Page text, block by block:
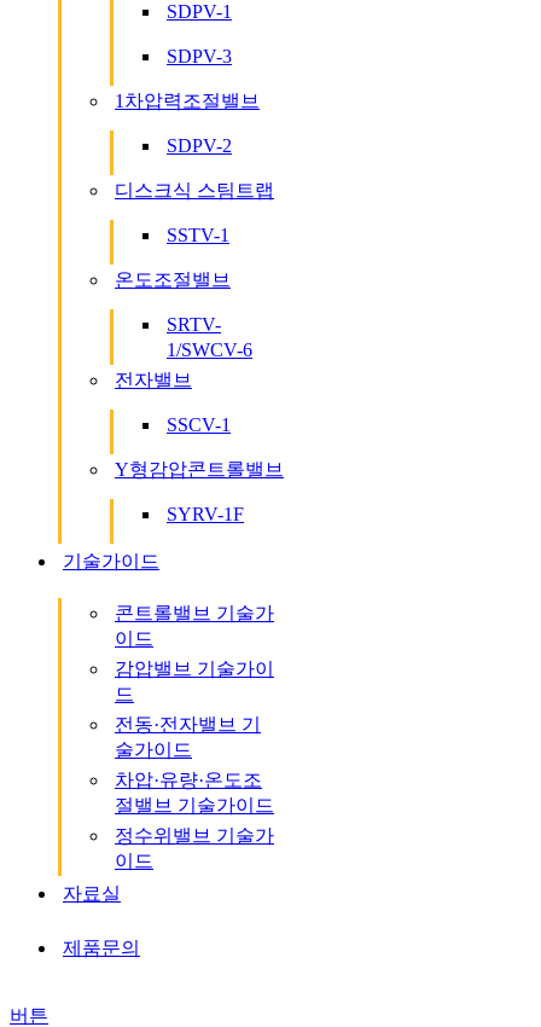
SDPV-1
SDPV-3
1차압력조절밸브
SDPV-2
디스크식 스팀트랩
SSTV-1
온도조절밸브
SRTV-
1/SWCV-6
전자밸브
SSCV-1
Y형감압콘트롤밸브
SYRV-1F
기술가이드
콘트롤밸브 기술가
이드
감압밸브 기술가이
드
전동·전자밸브 기
술가이드
차압·유량·온도조
절밸브 기술가이드
정수위밸브 기술가
이드
자료실
제품문의
버튼